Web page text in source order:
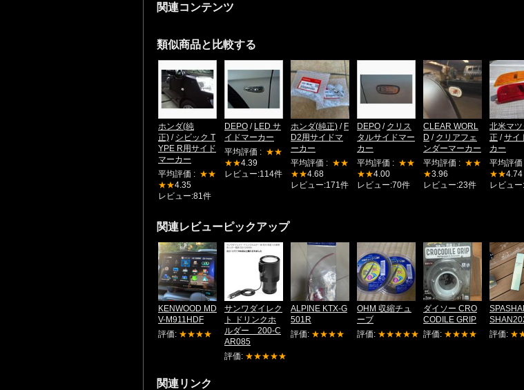
関連コンテンツ
類似商品と比較する
ホンダ(純
正) / シビック T
YPE R用サイド
マーカー
平均評価 : ★★
★★4.35
レビュー:81件
DEPO / LED サ
イドマーカー
平均評価 : ★★
★★4.39
レビュー:114件
ホンダ(純正) / F
D2用サイドマ
ーカー
平均評価 : ★★
★★4.68
レビュー:171件
DEPO / クリス
タルサイドマー
カー
平均評価 : ★★
★★4.00
レビュー:70件
CLEAR WORL
D / クリアフェ
ンダーマーカー
平均評価 : ★★
★3.96
レビュー:23件
北米マ
正 /サイ
カー
平均評価
★★4.74
レビュ
関連レビューピックアップ
KENWOOD MD
V-M911HDF
評価: ★★★★
サンワダイレク
ト ドリンクホ
ルダー 200-C
AR085
評価: ★★★★★
ALPINE KTX-G
501R
評価: ★★★★
OHM 収縮チュ
ーブ
評価: ★★★★★
ダイソー CRO
CODILE GRIP
評価: ★★★★
評価:
関連リンク